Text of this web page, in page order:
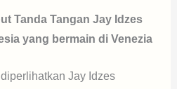
Tanda Tangan Jay Idzes
yang bermain di Venezia
Jay Idzes